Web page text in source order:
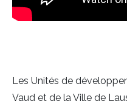
Les Unités de
Vaud et de la Ville de